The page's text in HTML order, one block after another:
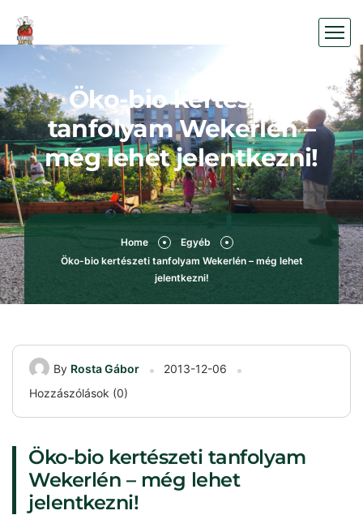
Öko-bio kertészeti
tanfolyam Wekerlén –
még lehet jelentkezni!
Home
Egyéb
Öko-bio kertészeti tanfolyam Wekerlén – még lehet
jelentkezni!
By Rosta Gábor
2013-12-06
Hozzászólások (0)
Öko-bio kertészeti tanfolyam
Wekerlén – még lehet
jelentkezni!